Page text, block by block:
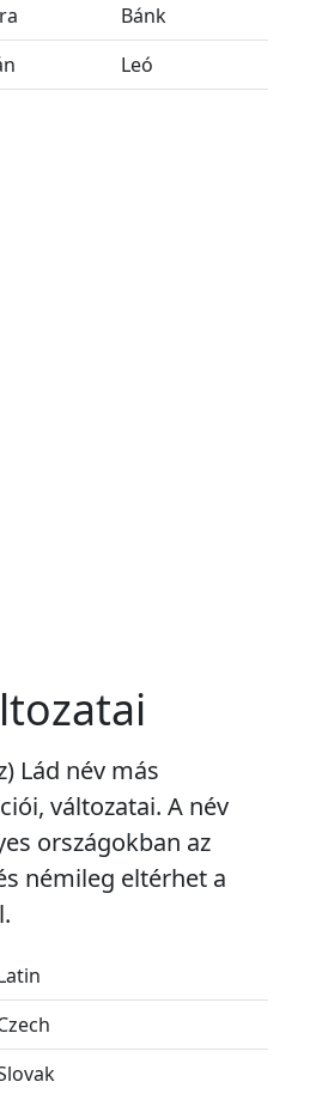
Bánk
Leó
Lád név más
változatai. A név
országokban az
némileg eltérhet a